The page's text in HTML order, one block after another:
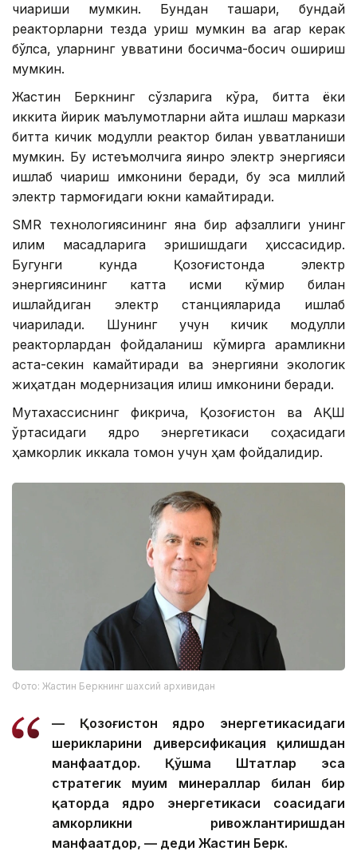
чиқариши мумкин. Бундан ташқари, бундай
реакторларни тезда қуриш мумкин ва агар керак
бўлса, уларнинг қувватини босқичма-босқич ошириш
мумкин.
Жастин Беркнинг сўзларига кўра, битта ёки
иккита йирик маълумотларни қайта ишлаш маркази
битта кичик модулли реактор билан қувватланиши
мумкин. Бу истеъмолчига яқинроқ электр энергияси
ишлаб чиқариш имконини беради, бу эса миллий
электр тармоғидаги юкни камайтиради.
SMR технологиясининг яна бир афзаллиги унинг
иқлим мақсадларига эришишдаги ҳиссасидир.
Бугунги кунда Қозоғистонда электр
энергиясининг катта қисми кўмир билан
ишлайдиган электр станцияларида ишлаб
чиқарилади. Шунинг учун кичик модулли
реакторлардан фойдаланиш кўмирга қарамликни
аста-секин камайтиради ва энергияни экологик
жиҳатдан модернизация қилиш имконини беради.
Мутахассиснинг фикрича, Қозоғистон ва АҚШ
ўртасидаги ядро энергетикаси соҳасидаги
ҳамкорлик иккала томон учун ҳам фойдалидир.
Фото: Жастин Беркнинг шахсий архивидан
— Қозоғистон ядро энергетикасидаги
шерикларини диверсификация қилишдан
манфаатдор. Қўшма Штатлар эса
стратегик муҳим минераллар билан бир
қаторда ядро энергетикаси соҳасидаги
ҳамкорликни ривожлантиришдан
манфаатдор, — деди Жастин Берк.